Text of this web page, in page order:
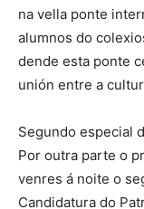
na vella ponte
alumnos do
dende esta ponte
unión entre a
Segundo especial
Por outra parte o
venres á noite o
Candidatura do